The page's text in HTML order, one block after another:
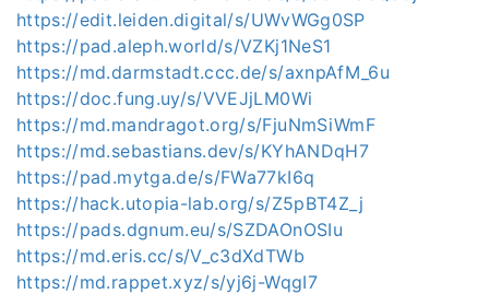
https://edit.leiden.digital/s/UWvWGg0SP
https://pad.aleph.world/s/VZKj1NeS1
https://md.darmstadt.ccc.de/s/axnpAfM_6u
https://doc.fung.uy/s/VVEJjLM0Wi
https://md.mandragot.org/s/FjuNmSiWmF
https://md.sebastians.dev/s/KYhANDqH7
https://pad.mytga.de/s/FWa77kI6q
https://hack.utopia-lab.org/s/Z5pBT4Z_j
https://pads.dgnum.eu/s/SZDAOnOSIu
https://md.eris.cc/s/V_c3dXdTWb
https://md.rappet.xyz/s/yj6j-WqgI7